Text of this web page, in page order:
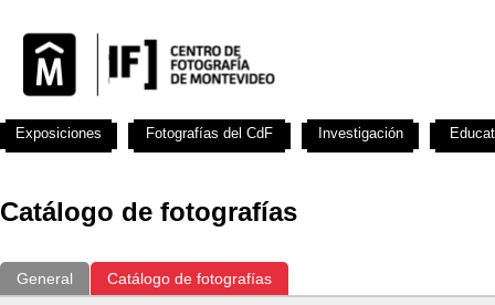
Catálogo de fotografías
General Catálogo de fotografías
Exposiciones Fotografías del CdF Investigación